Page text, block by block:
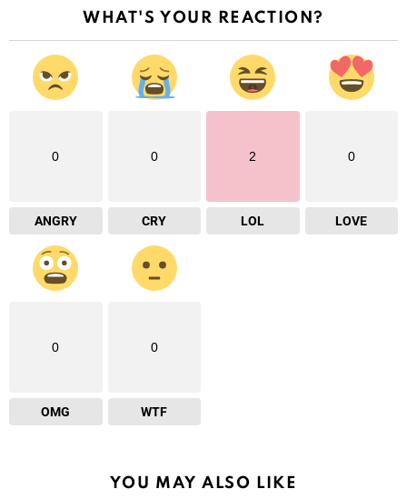
WHAT'S YOUR REACTION?
0
ANGRY
0
CRY
2
LOL
0
LOVE
0
OMG
0
WTF
YOU MAY ALSO LIKE